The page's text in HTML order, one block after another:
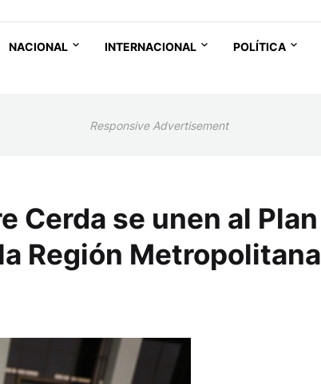
NACIONAL INTERNACIONAL POLÍTICA
Responsive Advertisement
Cerda se unen al Plan
Región Metropolitana